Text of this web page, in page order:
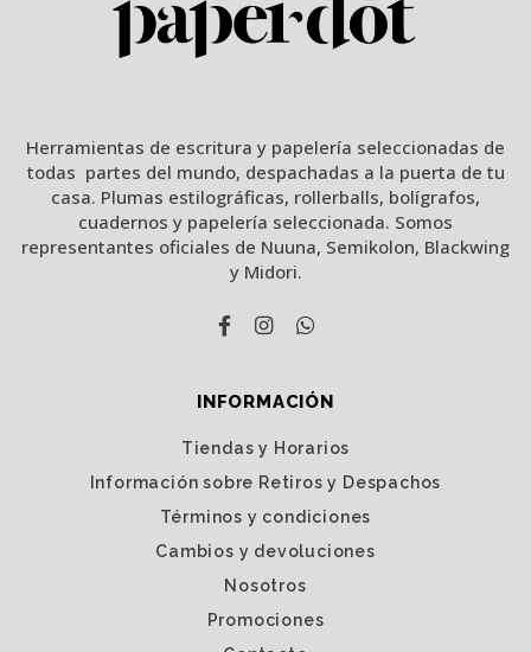
Herramientas de escritura y papelería seleccionadas de
todas partes del mundo, despachadas a la puerta de tu
casa. Plumas estilográficas, rollerballs, bolígrafos,
cuadernos y papelería seleccionada. Somos
representantes oficiales de Nuuna, Semikolon, Blackwing
y Midori.
INFORMACIÓN
Tiendas y Horarios
Información sobre Retiros y Despachos
Términos y condiciones
Cambios y devoluciones
Nosotros
Promociones